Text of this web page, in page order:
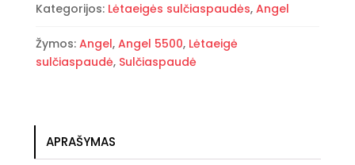
Kategorijos: Lėtaeigės sulčiaspaudės, Angel
Žymos: Angel, Angel 5500, Lėtaeigė
sulčiaspaudė, Sulčiaspaudė
APRAŠYMAS